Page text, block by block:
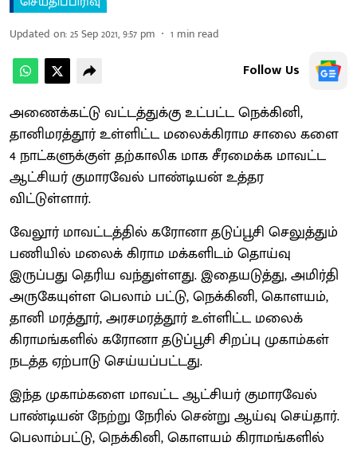
Updated on:25 Sep 2021, 9:57 pm 1 min read
Follow Us
அணைக்கட்டு வட்டத்துக்கு உட்பட்ட நெக்கினி,
தானிமரத்தூர் உள்ளிட்ட மலைக்கிராம சாலை களை
4 நாட்களுக்குள் தற்காலிக மாக சீரமைக்க மாவட்ட
ஆட்சியர் குமாரவேல் பாண்டியன் உத்தர
விட்டுள்ளார்.
வேலூர் மாவட்டத்தில் கரோனா தடுப்பூசி செலுத்தும்
பணியில் மலைக் கிராம மக்களிடம் தொய்வு
இருப்பது தெரிய வந்துள்ளது. இதையடுத்து, அமிர்தி
அருகேயுள்ள பெலாம் பட்டு, நெக்கினி, கொளயம்,
தானி மரத்தூர், அரசமரத்தூர் உள்ளிட்ட மலைக்
கிராமங்களில் கரோனா தடுப்பூசி சிறப்பு முகாம்கள்
நடத்த ஏற்பாடு செய்யப்பட்டது.
இந்த முகாம்களை மாவட்ட ஆட்சியர் குமாரவேல்
பாண்டியன் நேற்று நேரில் சென்று ஆய்வு செய்தார்.
பெலாம்பட்டு, நெக்கினி, கொளயம் கிராமங்களில்